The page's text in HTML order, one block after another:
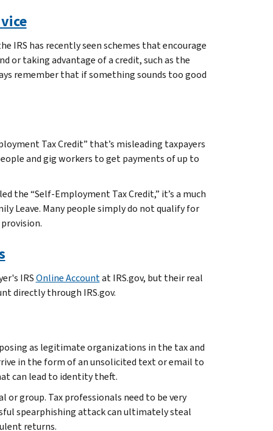
IRS has recently seen schemes that encourage
or taking advantage of a credit, such as the
remember that if something sounds too good
Tax Credit” that’s misleading taxpayers
and gig workers to get payments of up to
the “Self-Employment Tax Credit,” it’s a much
Leave. Many people simply do not qualify for
IRSOnline Accountat IRS.gov, but their real
directly through IRS.gov.
as legitimate organizations in the tax and
in the form of an unsolicited text or email to
can lead to identity theft.
group. Tax professionals need to be very
spearphishing attack can ultimately steal
returns.